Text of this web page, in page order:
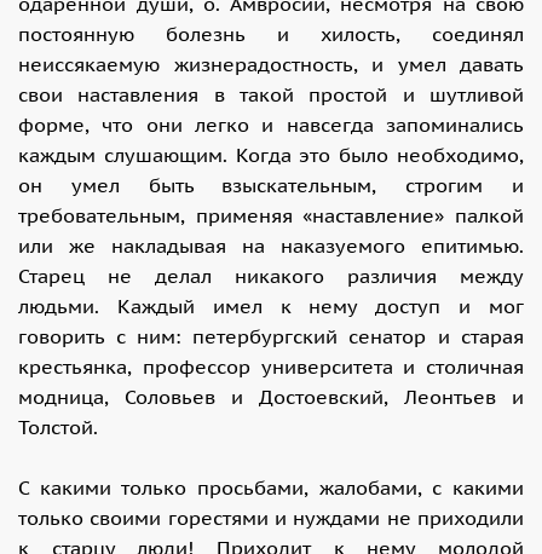
постоянную болезнь и хилость, соединял
неиссякаемую жизнерадостность, и умел давать
свои наставления в такой простой и шутливой
форме, что они легко и навсегда запоминались
каждым слушающим. Когда это было необходимо,
он умел быть взыскательным, строгим и
требовательным, применяя «наставление» палкой
или же накладывая на наказуемого епитимью.
Старец не делал никакого различия между
людьми. Каждый имел к нему доступ и мог
говорить с ним: петербургский сенатор и старая
крестьянка, профессор университета и столичная
модница, Соловьев и Достоевский, Леонтьев и
Толстой.
С какими только просьбами, жалобами, с какими
только своими горестями и нуждами не приходили
к старцу люди! Приходит к нему молодой